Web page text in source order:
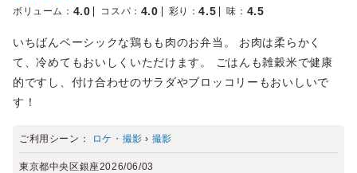
ボリューム ： 4.0 コスパ ： 4.0 彩り ：4.5 味 ： 4.5
いちばんベーシックな鶏もも肉のお弁当。 お肉は柔らかく
て、冷めてもおいしくいただけます。 ごはんも雑穀米で健康
的ですし、付け合わせのサラダやブロッコリーもおいしいで
す！
ご利用シーン： ロケ・撮影 › 撮影
東京都中央区銀座2026/06/03